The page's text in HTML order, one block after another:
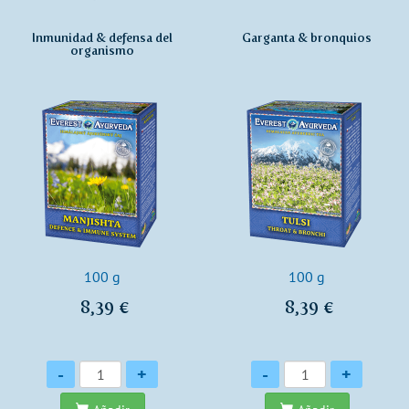
Inmunidad & defensa del
organismo
100 g
8,39 €
Cantidad
- +
Garganta & bronquios
100 g
8,39 €
Cantidad
- +